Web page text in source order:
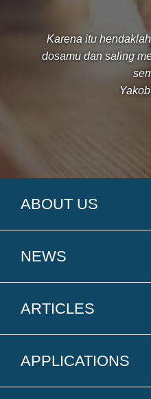
Karena itu
dosamu dan saling
ABOUT US
NEWS
ARTICLES
APPLICATIONS